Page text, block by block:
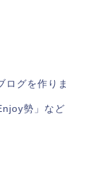
ログを作りま
勢」など